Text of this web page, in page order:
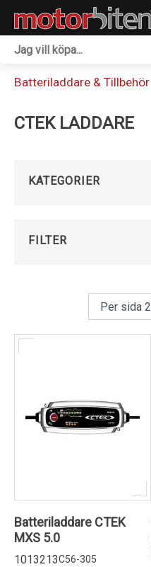
Batteriladdare & Tillbehör
CTEK LADDARE
KATEGORIER
FILTER
Batteriladdare CTEK
MXS 5.0
1013213C56-305